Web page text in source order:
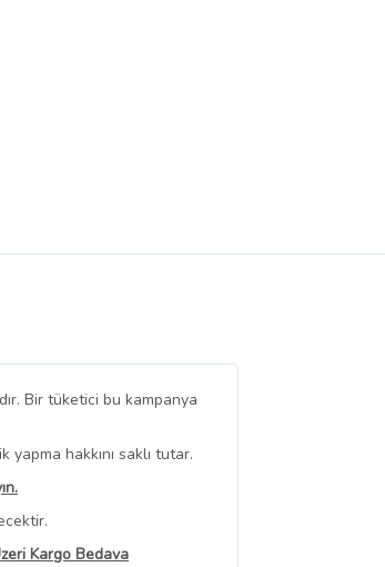
Bir tüketici bu kampanya
hakkını saklı tutar.
Kargo Bedava